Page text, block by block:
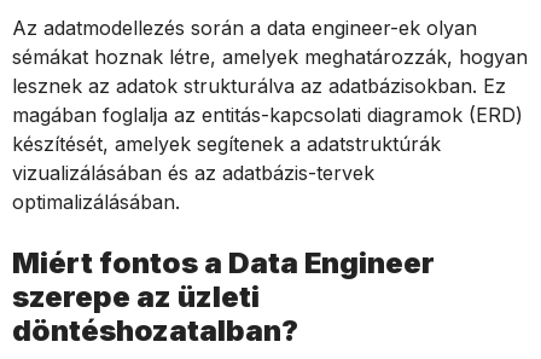
Az adatmodellezés során a data engineer-ek olyan
sémákat hoznak létre, amelyek meghatározzák, hogyan
lesznek az adatok strukturálva az adatbázisokban. Ez
magában foglalja az entitás-kapcsolati diagramok (ERD)
készítését, amelyek segítenek a adatstruktúrák
vizualizálásában és az adatbázis-tervek
optimalizálásában.
Miért fontos a Data Engineer
szerepe az üzleti
döntéshozatalban?